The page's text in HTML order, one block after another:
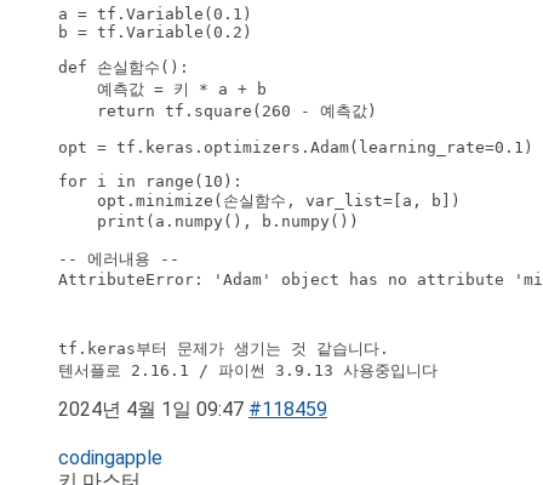
a = tf.Variable(0.1)
b = tf.Variable(0.2)
def 손실함수():
예측값 = 키 * a + b
return tf.square(260 - 예측값)
opt = tf.keras.optimizers.Adam(learning_rate=0.1)
for i in range(10):
opt.minimize(손실함수, var_list=[a, b])
print(a.numpy(), b.numpy())
-- 에러내용 --
tf.keras부터 문제가 생기는 것 같습니다.
텐서플로 2.16.1 / 파이썬 3.9.13 사용중입니다
2024년 4월 1일 09:47 #118459
codingapple